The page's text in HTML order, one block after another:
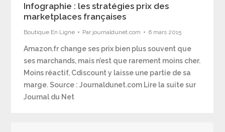
Infographie : les stratégies prix des
marketplaces françaises
Boutique En Ligne Par journaldunet.com 6 mars 2015
Amazon.fr change ses prix bien plus souvent que
ses marchands, mais n’est que rarement moins cher.
Moins réactif, Cdiscount y laisse une partie de sa
marge. Source : Journaldunet.com Lire la suite sur
Journal du Net